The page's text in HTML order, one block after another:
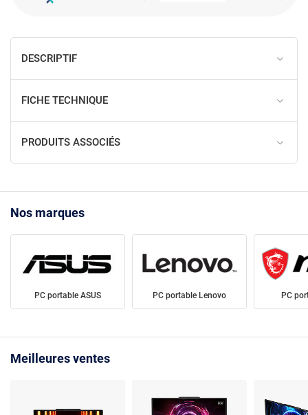
DESCRIPTIF
FICHE TECHNIQUE
PRODUITS ASSOCIÉS
Nos marques
PC portable ASUS PC portable Lenovo PC
Meilleures ventes